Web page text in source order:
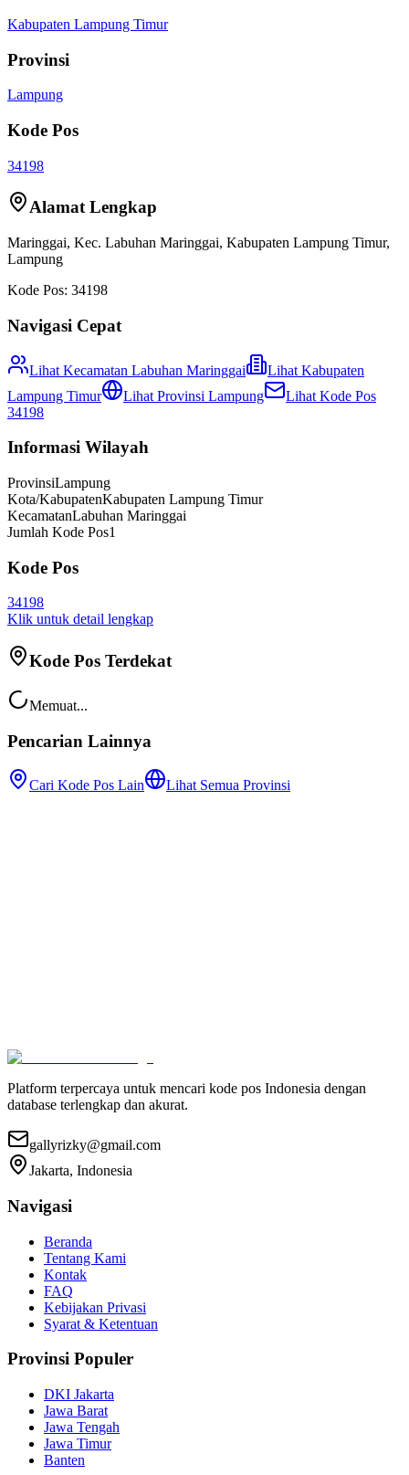
Kabupaten Lampung Timur
Provinsi
Lampung
Kode Pos
34198
Alamat Lengkap
Maringgai, Kec. Labuhan Maringgai, Kabupaten Lampung Timur,
Lampung
Kode Pos: 34198
Navigasi Cepat
Lihat Kecamatan Labuhan Maringgai Lihat Kabupaten
Lampung Timur
Lihat Provinsi Lampung
Lihat Kode Pos
34198
Informasi Wilayah
ProvinsiLampung
Kota/KabupatenKabupaten Lampung Timur
KecamatanLabuhan Maringgai
Jumlah Kode Pos1
Kode Pos
34198
Klik untuk detail lengkap
Kode Pos Terdekat
Memuat...
Pencarian Lainnya
Cari Kode Pos Lain Lihat Semua Provinsi
Platform terpercaya untuk mencari kode pos Indonesia dengan
database terlengkap dan akurat.
gallyrizky@gmail.com
Jakarta, Indonesia
Navigasi
Beranda
Tentang Kami
Kontak
FAQ
Kebijakan Privasi
Syarat & Ketentuan
Provinsi Populer
DKI Jakarta
Jawa Barat
Jawa Tengah
Jawa Timur
Banten